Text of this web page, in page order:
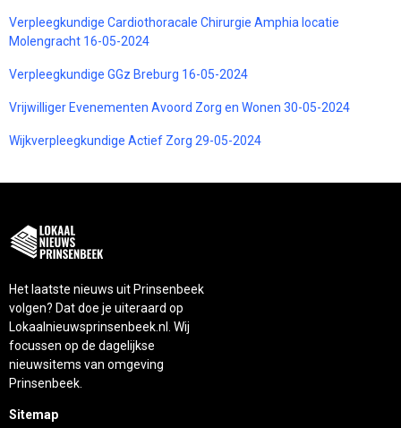
Verpleegkundige Cardiothoracale Chirurgie Amphia locatie
Molengracht 16-05-2024
Verpleegkundige GGz Breburg 16-05-2024
Vrijwilliger Evenementen Avoord Zorg en Wonen 30-05-2024
Wijkverpleegkundige Actief Zorg 29-05-2024
Het laatste nieuws uit Prinsenbeek
volgen? Dat doe je uiteraard op
Lokaalnieuwsprinsenbeek.nl. Wij
focussen op de dagelijkse
nieuwsitems van omgeving
Prinsenbeek.
Sitemap